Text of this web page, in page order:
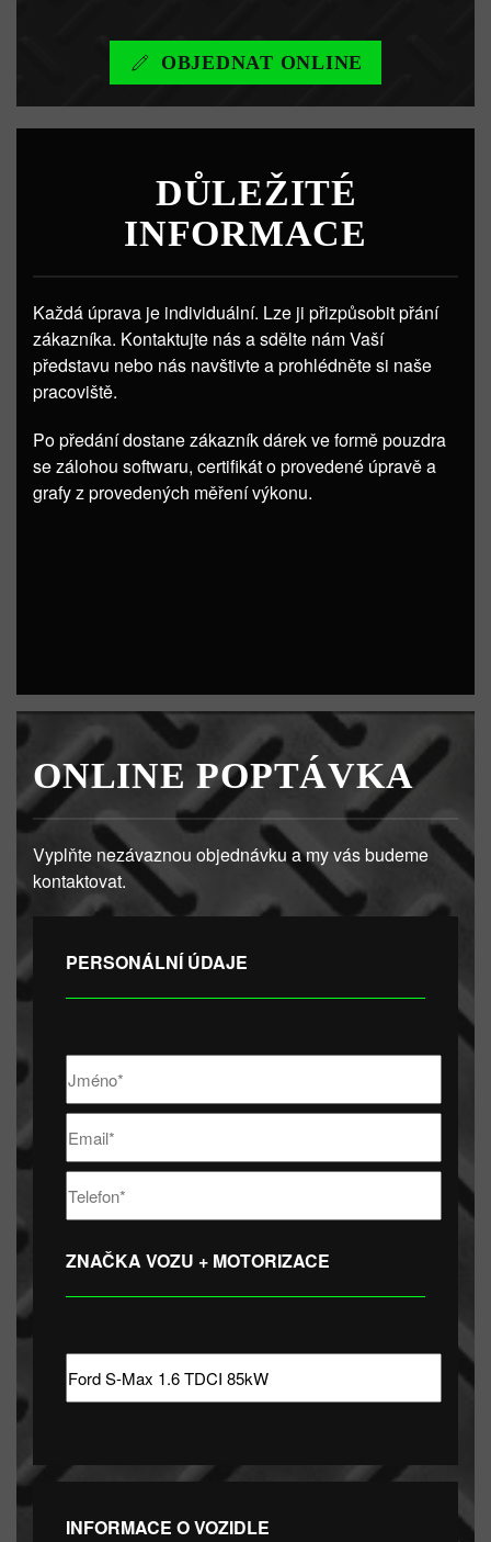
OBJEDNAT ONLINE
DŮLEŽITÉ
INFORMACE
Každá úprava je individuální. Lze ji přizpůsobit přání
zákazníka. Kontaktujte nás a sdělte nám Vaší
představu nebo nás navštivte a prohlédněte si naše
pracoviště.
Po předání dostane zákazník dárek ve formě pouzdra
se zálohou softwaru, certifikát o provedené úpravě a
grafy z provedených měření výkonu.
ONLINE POPTÁVKA
Vyplňte nezávaznou objednávku a my vás budeme
kontaktovat.
PERSONÁLNÍ ÚDAJE
ZNAČKA VOZU + MOTORIZACE
INFORMACE O VOZIDLE